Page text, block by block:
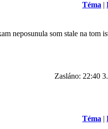
Téma |
neposunula som stale na tom
Zasláno: 22:40
Téma |